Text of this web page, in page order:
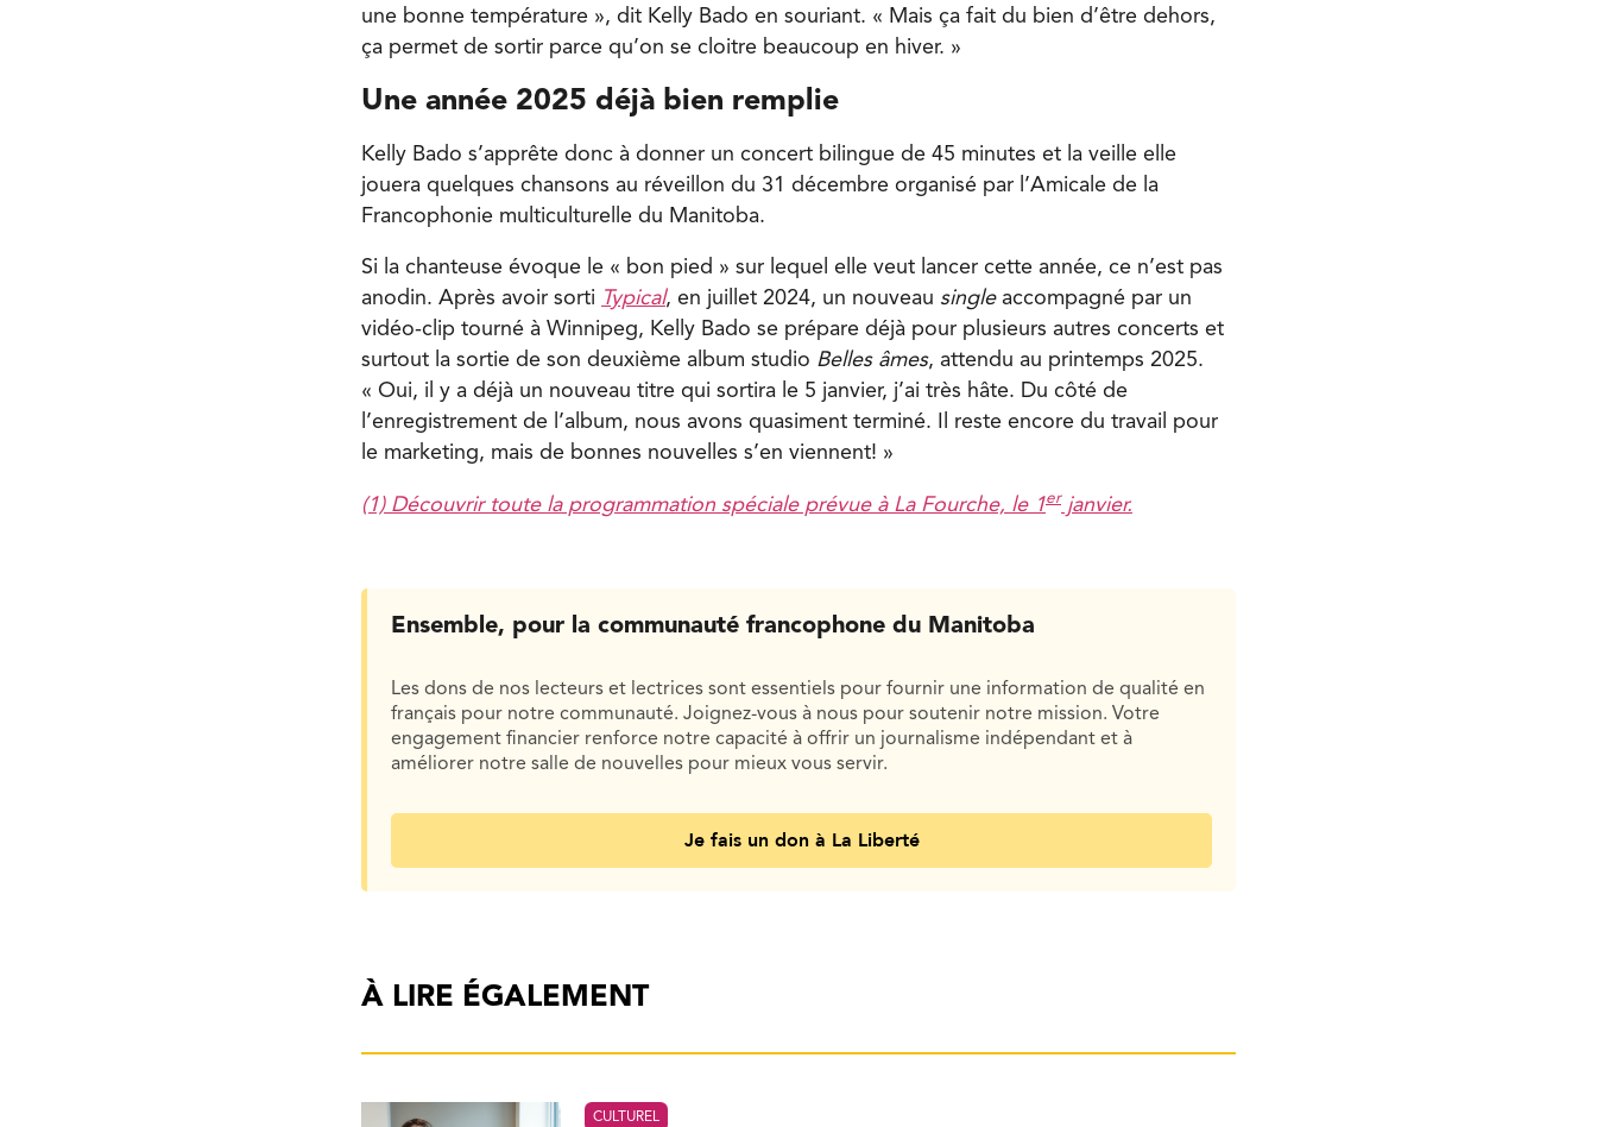
une bonne température », dit Kelly Bado en souriant. « Mais ça fait du bien d’être dehors,
ça permet de sortir parce qu’on se cloitre beaucoup en hiver. »
Une année 2025 déjà bien remplie
Kelly Bado s’apprête donc à donner un concert bilingue de 45 minutes et la veille elle
jouera quelques chansons au réveillon du 31 décembre organisé par l’Amicale de la
Francophonie multiculturelle du Manitoba.
Si la chanteuse évoque le « bon pied » sur lequel elle veut lancer cette année, ce n’est pas
anodin. Après avoir sorti Typical, en juillet 2024, un nouveau singleaccompagné par un
vidéo-clip tourné à Winnipeg, Kelly Bado se prépare déjà pour plusieurs autres concerts et
surtout la sortie de son deuxième album studio Belles âmes, attendu au printemps 2025.
« Oui, il y a déjà un nouveau titre qui sortira le 5 janvier, j’ai très hâte. Du côté de
l’enregistrement de l’album, nous avons quasiment terminé. Il reste encore du travail pour
le marketing, mais de bonnes nouvelles s’en viennent! »
(1) Découvrir toute la programmation spéciale prévue à La Fourche, le 1er janvier.
Ensemble, pour la communauté francophone du Manitoba
Les dons de nos lecteurs et lectrices sont essentiels pour fournir une information de qualité en
français pour notre communauté. Joignez-vous à nous pour soutenir notre mission. Votre
engagement financier renforce notre capacité à offrir un journalisme indépendant et à
améliorer notre salle de nouvelles pour mieux vous servir.
Je fais un don à La Liberté
À LIRE ÉGALEMENT
CULTUREL